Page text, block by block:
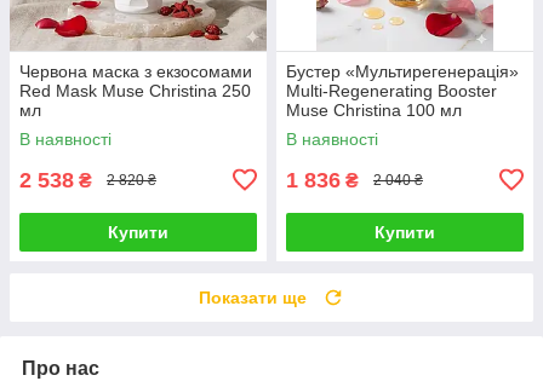
Червона маска з екзосомами
Red Mask Muse Christina 250
мл
В наявності
2 538 ₴ 2 820 ₴
Купити
Бустер «Мультирегенерація»
Multi-Regenerating Booster
Muse Christina 100 мл
В наявності
1 836 ₴ 2 040 ₴
Купити
Показати ще
Про нас